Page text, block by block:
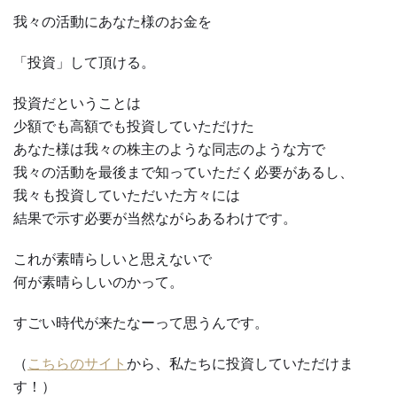
我々の活動にあなた様のお金を
「投資」して頂ける。
投資だということは
少額でも高額でも投資していただけた
あなた様は我々の株主のような同志のような方で
我々の活動を最後まで知っていただく必要があるし、
我々も投資していただいた方々には
結果で示す必要が当然ながらあるわけです。
これが素晴らしいと思えないで
何が素晴らしいのかって。
すごい時代が来たなーって思うんです。
（こちらのサイトから、私たちに投資していただけま
す！）